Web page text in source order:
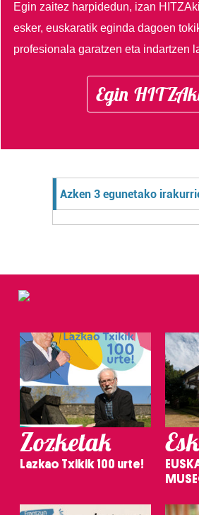
Egin zaitez harpidedun, izan
esker, euskaratik eginda dagoen
profesionala garatzen eta indartzen
Egin
Azken 3 egunetako
Zozketak
Lazkao Txikik 100 urte!